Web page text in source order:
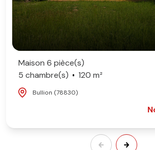
Maison 6 pièce(s)
5 chambre(s)
120 m²
Bullion (78830)